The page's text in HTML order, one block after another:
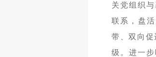
关党组织
联系，盘
带、双向
级。进一